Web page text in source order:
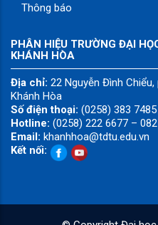
Thông báo
PHÂN HIỆU TRƯỜNG ĐẠI
KHÁNH HÒA
Địa chỉ: 22 Nguyễn Đình
Khánh Hòa
Số điện thoại: (0258) 383 7485
Hotline: (0258) 222 6677 –
Email: khanhhoa@tdtu.edu.vn
Kết nối: